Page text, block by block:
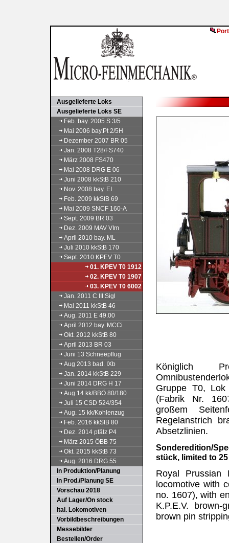
Ausgelieferte Loks
Ausgelieferte Loks SE
Feb. bay. 2005 S 3/5
Mai 2006 bay.Pt 2/5H
Dezember 2007 BR 05
Jan. 2008 T28/FS740
März 2008 FS470
Mai 2008 DRG E 06
Juni 2008 kkStB 210
Nov. 2008 bay. EI
Feb. 2009 kkStB 69
Mai 2009 SNCF 160-A
Sept. 2009 BR 03
Dez. 2009 MAV VIm
April 2010 bay. ML
Juli 2010 kkStB 170
Sept. 2010 KPEV T0
01. KPEV T0 1912
02. KPEV T0 1907
03. KPEV T0 6002
Jan. 2011 C III Sigl
Mai 2011 kkStB 46
Aug. 2011 E 49.00
April 2012 bay. MCCi
Okt. 2012 kkStB 80
April 2013 BR 03
Juni 13 Schneepflug
Aug 2013 bad. IXb
Jan. 2014 kkStB 229
Juni 2014 DRG H 17
Aug.14 kk/BBÖ 80/180
Juli 15 CSD 524/354
Aug. 15 kk/Kohlenzug
Feb. 2016 kkStB 80
Dez. 2014 pfälz P4
März 2015 ÖBB 75
Okt. 2015 kkStB 73
Aug. 2016 DRG 55
In Produktion/Planung
In Prod./Planung SE
Vorschau 2018
Auf Lager/On stock
Ital. Lokomotiven
Vorbildbeschreibungen
Messebilder
Bestellen/Order
Königlich
Gruppe T0,
(Fabrik Nr.
großem
Regelanstrich
Absetzlinien.
Sonderedition/
stück, limited to
Royal Prussian
locomotive with
no. 1607), with
K.P.E.V.
brown pin